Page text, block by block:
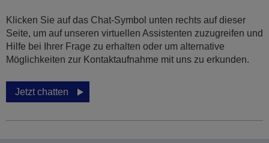
Klicken Sie auf das Chat-Symbol unten rechts auf dieser
Seite, um auf unseren virtuellen Assistenten zuzugreifen und
Hilfe bei Ihrer Frage zu erhalten oder um alternative
Möglichkeiten zur Kontaktaufnahme mit uns zu erkunden.
Jetzt chatten